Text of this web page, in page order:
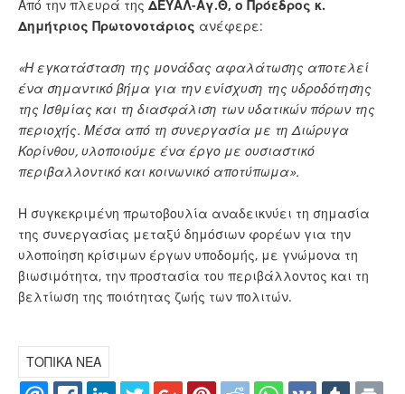
Από την πλευρά της ΔΕΥΑΛ-Αγ.Θ, ο Πρόεδρος κ.
Δημήτριος Πρωτονοτάριος ανέφερε:
«Η εγκατάσταση της μονάδας αφαλάτωσης αποτελεί
ένα σημαντικό βήμα για την ενίσχυση της υδροδότησης
της Ισθμίας και τη διασφάλιση των υδατικών πόρων της
περιοχής. Μέσα από τη συνεργασία με τη Διώρυγα
Κορίνθου, υλοποιούμε ένα έργο με ουσιαστικό
περιβαλλοντικό και κοινωνικό αποτύπωμα».
Η συγκεκριμένη πρωτοβουλία αναδεικνύει τη σημασία
της συνεργασίας μεταξύ δημόσιων φορέων για την
υλοποίηση κρίσιμων έργων υποδομής, με γνώμονα τη
βιωσιμότητα, την προστασία του περιβάλλοντος και τη
βελτίωση της ποιότητας ζωής των πολιτών.
ΤΟΠΙΚΑ ΝΕΑ